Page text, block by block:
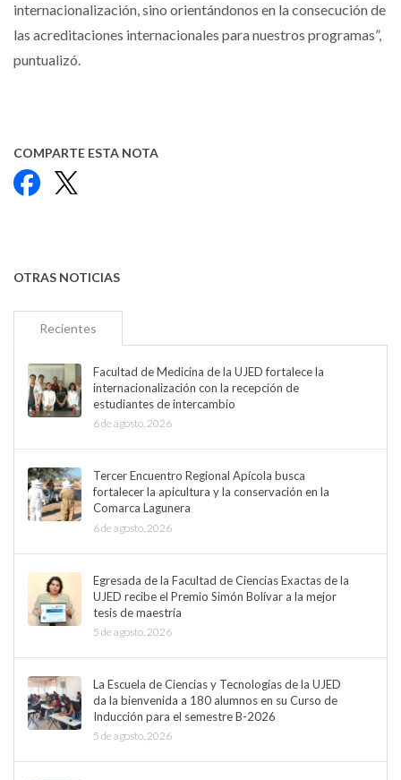
internacionalización, sino orientándonos en la consecución de
las acreditaciones internacionales para nuestros programas”,
puntualizó.
COMPARTE ESTA NOTA
Facebook
OTRAS NOTICIAS
Recientes
Facultad de Medicina de la UJED fortalece la
internacionalización con la recepción de
estudiantes de intercambio
6 de agosto, 2026
Tercer Encuentro Regional Apícola busca
fortalecer la apicultura y la conservación en la
Comarca Lagunera
6 de agosto, 2026
Egresada de la Facultad de Ciencias Exactas de la
UJED recibe el Premio Simón Bolívar a la mejor
tesis de maestría
5 de agosto, 2026
La Escuela de Ciencias y Tecnologías de la UJED
da la bienvenida a 180 alumnos en su Curso de
Inducción para el semestre B-2026
5 de agosto, 2026